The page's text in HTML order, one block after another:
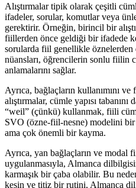
Alıştırmalar tipik olarak çeşitli
ifadeler, sorular, komutlar veya
gerektirir. Örneğin, birincil bir
fiillerden önce geldiği bir ifadede
sorularda fiil genellikle öznelerden
nüansları, öğrencilerin sonlu fiilin
anlamalarını sağlar.
Ayrıca, bağlaçların kullanımını
alıştırmalar, cümle yapısı
“weil” (çünkü) kullanmak, fiili
SVO (özne-fiil-nesne) modelini
ama çok önemli bir kayma.
Ayrıca, yan bağlaçların ve modal
uygulanmasıyla, Almanca
karmaşık bir çaba olabilir. Bu
kesin ve titiz bir rutini, Almanca